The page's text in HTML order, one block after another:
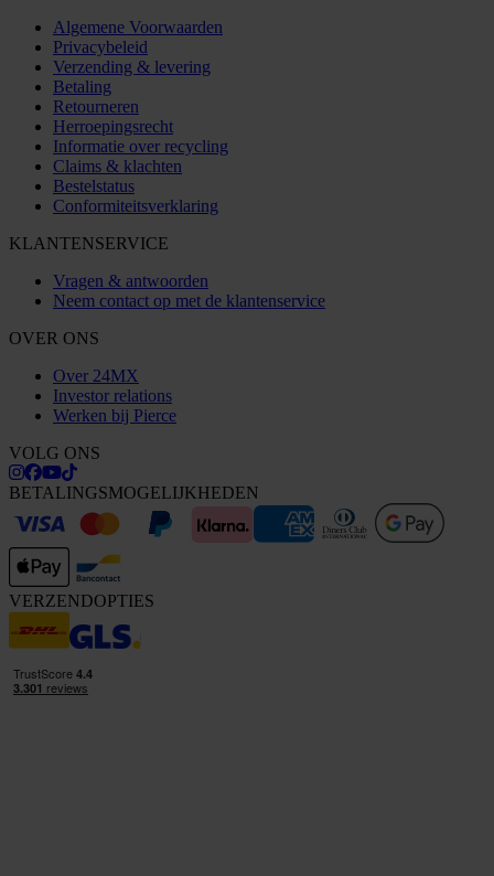
Algemene Voorwaarden
Privacybeleid
Verzending & levering
Betaling
Retourneren
Herroepingsrecht
Informatie over recycling
Claims & klachten
Bestelstatus
Conformiteitsverklaring
KLANTENSERVICE
Vragen & antwoorden
Neem contact op met de klantenservice
OVER ONS
Over 24MX
Investor relations
Werken bij Pierce
VOLG ONS
BETALINGSMOGELIJKHEDEN
VERZENDOPTIES